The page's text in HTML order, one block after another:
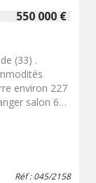
550 000 €
(33) .
environ 227
salon 6
m² ). Travaux
m² et une
7400 m²
Réf : 045/2158